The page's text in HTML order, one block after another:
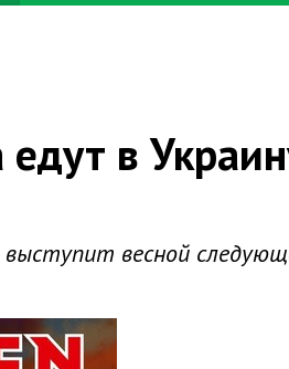
в
весной